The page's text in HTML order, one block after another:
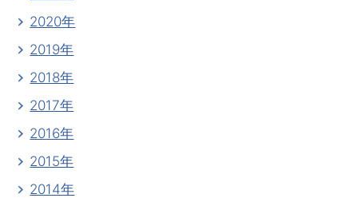
2020年
2019年
2018年
2017年
2016年
2015年
2014年